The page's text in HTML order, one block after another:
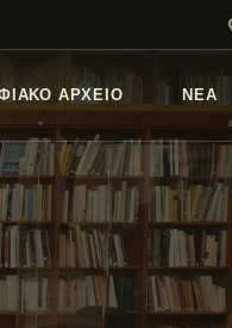
ΑΡΧΕΊΟ ΝΕΑ